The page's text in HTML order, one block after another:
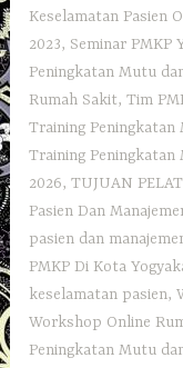
Keselamatan Pasien
2023, Seminar PMKP
Peningkatan Mutu
Rumah Sakit,Tim
Training Peningkatan
Training Peningkatan
2026,TUJUAN
Pasien Dan
pasien dan
PMKP Di Kota
keselamatan pasien,
Workshop Online
Peningkatan Mutu